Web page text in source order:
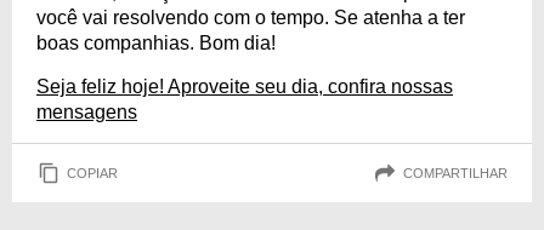
você vai resolvendo com o tempo. Se atenha a ter
boas companhias. Bom dia!
Seja feliz hoje! Aproveite seu dia, confira nossas
mensagens
COPIAR COMPARTILHAR